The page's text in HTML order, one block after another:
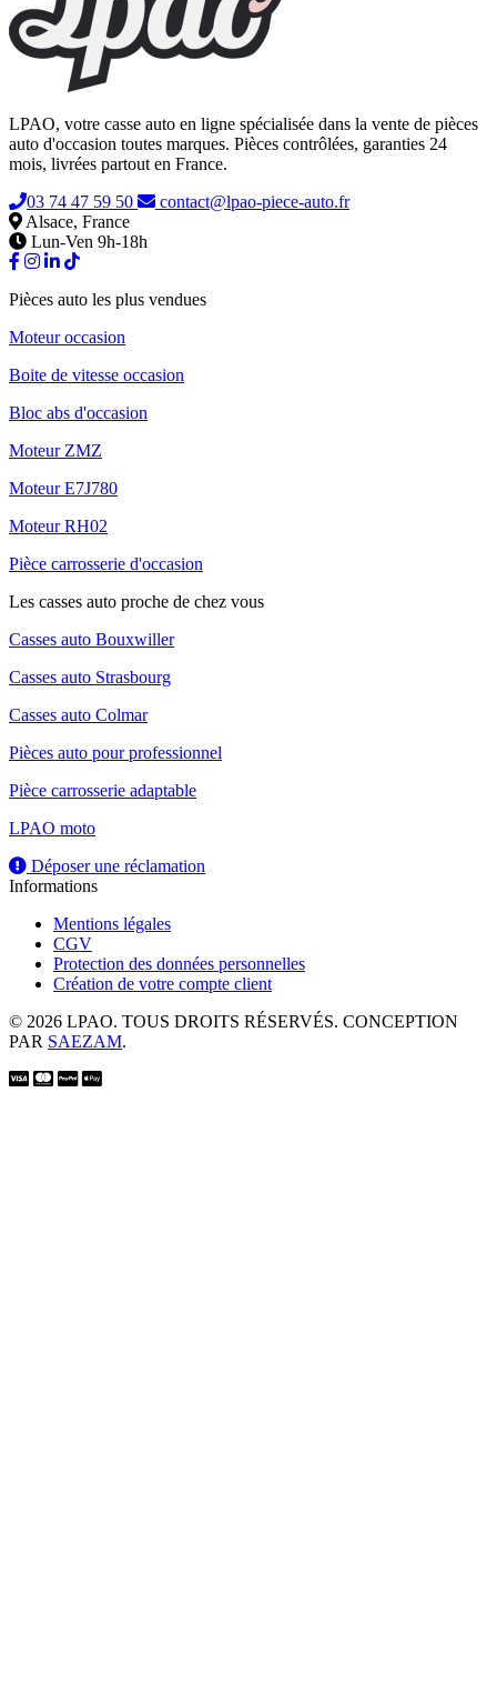
LPAO, votre casse auto en ligne spécialisée dans la vente de pièces
auto d'occasion toutes marques. Pièces contrôlées, garanties 24
mois, livrées partout en France.
03 74 47 59 50
contact@lpao-piece-auto.fr
Alsace, France
Lun-Ven 9h-18h
Pièces auto les plus vendues
Moteur occasion
Boite de vitesse occasion
Bloc abs d'occasion
Moteur ZMZ
Moteur E7J780
Moteur RH02
Pièce carrosserie d'occasion
Les casses auto proche de chez vous
Casses auto Bouxwiller
Casses auto Strasbourg
Casses auto Colmar
Pièces auto pour professionnel
Pièce carrosserie adaptable
LPAO moto
Déposer une réclamation
Informations
Mentions légales
CGV
Protection des données personnelles
Création de votre compte client
© 2026 LPAO. TOUS DROITS RÉSERVÉS. CONCEPTION
PAR SAEZAM.